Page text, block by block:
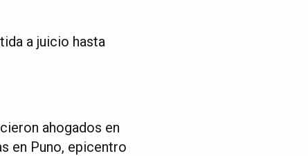
a juicio hasta
ahogados en
en Puno, epicentro